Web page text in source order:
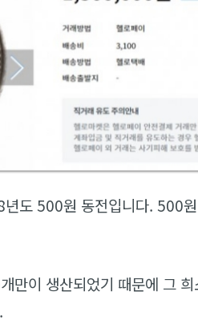
도 500원 동전입니다. 500
이 생산되었기 때문에 그 희